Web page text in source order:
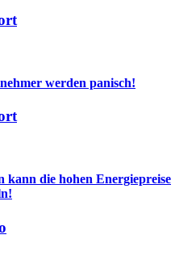
werden panisch!
kann die hohen Energiepreise